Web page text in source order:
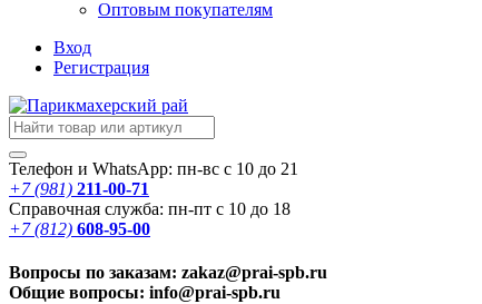
Оптовым покупателям
Вход
Регистрация
Телефон и WhatsApp: пн-вс с 10 до 21
+7 (981) 211-00-71
Справочная служба: пн-пт с 10 до 18
+7 (812) 608-95-00
Вопросы по заказам: zakaz@prai-spb.ru
Общие вопросы: info@prai-spb.ru